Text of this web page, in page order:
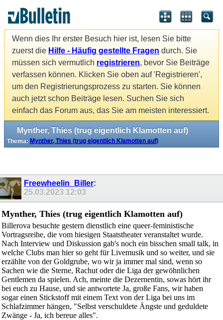
Wenn dies Ihr erster Besuch hier ist, lesen Sie bitte
zuerst die Hilfe - Häufig gestellte Fragen durch. Sie
müssen sich vermutlich registrieren, bevor Sie Beiträge
verfassen können. Klicken Sie oben auf 'Registrieren',
um den Registrierungsprozess zu starten. Sie können
auch jetzt schon Beiträge lesen. Suchen Sie sich
einfach das Forum aus, das Sie am meisten interessiert.
Mynther, Thies (trug eigentlich Klamotten auf)
Thema: Mynther, Thies (trug eigentlich Klamotten auf)
Freewheelin_Biller:
25.03.2023 12:03
Mynther, Thies (trug eigentlich Klamotten auf)
Billerova besuchte gestern dienstlich eine queer-feministische
Vortragsreihe, die vom hiesigen Staatstheater veranstaltet wurde.
Nach Interview und Diskussion gab's noch ein bisschen small talk, in
welche Clubs man hier so geht für Livemusik und so weiter, und sie
erzählte von der Goldgrube, wo wir ja immer mal sind, wenn so
Sachen wie die Sterne, Rachut oder die Liga der gewöhnlichen
Gentlemen da spielen. Ach, meinte die Dezernentin, sowas hört ihr
bei euch zu Hause, und sie antwortete Ja, große Fans, wir haben
sogar einen Stickstoff mit einem Text von der Liga bei uns im
Schlafzimmer hängen, "Selbst verschuldete Ängste und geduldete
Zwänge - Ja, ich bereue alles".